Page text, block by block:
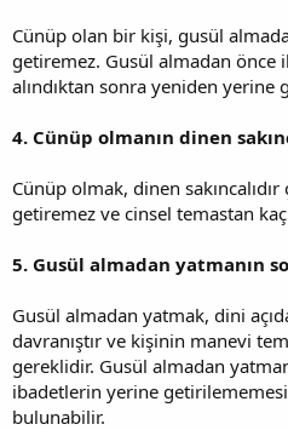
Cünüp olan bir kişi, gusül
getiremez. Gusül almadan önce
alındıktan sonra yeniden yerine
4. Cünüp olmanın dinen
Cünüp olmak, dinen
getiremez ve cinsel temastan
5. Gusül almadan yatmanın
Gusül almadan yatmak, dini
davranıştır ve kişinin manevi
gereklidir. Gusül almadan
ibadetlerin yerine
bulunabilir.